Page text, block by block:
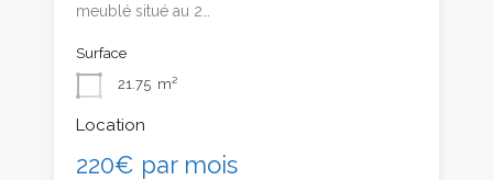
meublé situé au 2…
Surface
21.75 m²
Location
220€ par mois